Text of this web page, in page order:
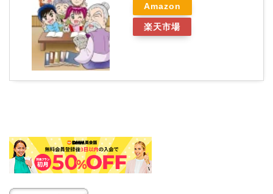
Amazon
楽天市場